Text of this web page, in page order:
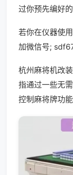
过你预先编好的
若你在仪器使
加微信号;
杭州麻将机改
指通过一些无
控制麻将牌功